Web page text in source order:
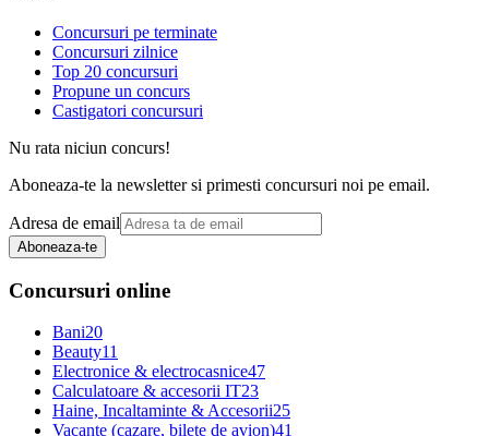
Concursuri pe terminate
Concursuri zilnice
Top 20 concursuri
Propune un concurs
Castigatori concursuri
Nu rata niciun concurs!
Aboneaza-te la newsletter si primesti concursuri noi pe email.
Adresa de email
Aboneaza-te
Concursuri online
Bani20
Beauty11
Electronice & electrocasnice47
Calculatoare & accesorii IT23
Haine, Incaltaminte & Accesorii25
Vacante (cazare, bilete de avion)41